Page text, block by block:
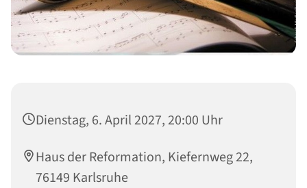
Dienstag, 6. April 2027, 20:00 Uhr
Haus der Reformation, Kiefernweg 22,
76149 Karlsruhe